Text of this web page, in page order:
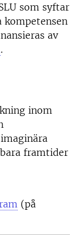
som syftar
av
.
inom
framtider
(på